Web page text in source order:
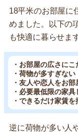
18平米のお部屋に
めました。以下の
も快適に暮らせます
・お部屋の広さに
・荷物が多すぎない
・友人や恋人をお
・必要最低限の家
・できるだけ家賃
逆に荷物が多い人